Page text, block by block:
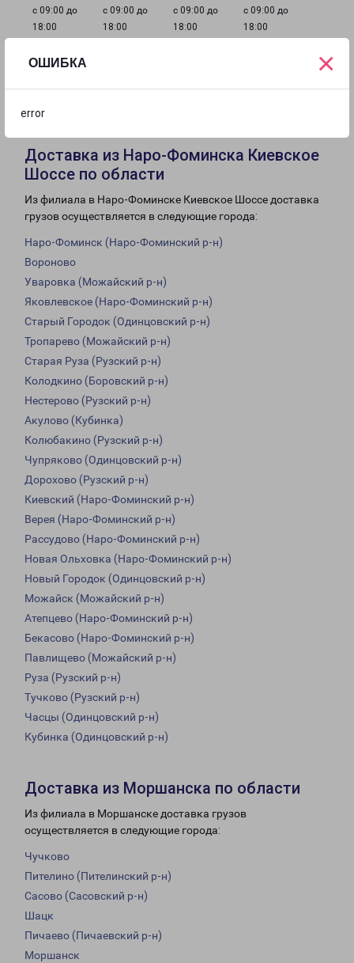
ОШИБКА
error
×
с 09:00 до
18:00
с 09:00 до
18:00
с 09:00 до
18:00
с 09:00 до
18:00
Доставка из Наро-Фоминска Киевское
Шоссе по области
Из филиала в Наро-Фоминске Киевское Шоссе доставка
грузов осуществляется в следующие города:
Наро-Фоминск (Наро-Фоминский р-н)
Вороново
Уваровка (Можайский р-н)
Яковлевское (Наро-Фоминский р-н)
Старый Городок (Одинцовский р-н)
Тропарево (Можайский р-н)
Старая Руза (Рузский р-н)
Колодкино (Боровский р-н)
Нестерово (Рузский р-н)
Акулово (Кубинка)
Колюбакино (Рузский р-н)
Чупряково (Одинцовский р-н)
Дорохово (Рузский р-н)
Киевский (Наро-Фоминский р-н)
Верея (Наро-Фоминский р-н)
Рассудово (Наро-Фоминский р-н)
Новая Ольховка (Наро-Фоминский р-н)
Новый Городок (Одинцовский р-н)
Можайск (Можайский р-н)
Атепцево (Наро-Фоминский р-н)
Бекасово (Наро-Фоминский р-н)
Павлищево (Можайский р-н)
Руза (Рузский р-н)
Тучково (Рузский р-н)
Часцы (Одинцовский р-н)
Кубинка (Одинцовский р-н)
Доставка из Моршанска по области
Из филиала в Моршанске доставка грузов
осуществляется в следующие города:
Чучково
Пителино (Пителинский р-н)
Сасово (Сасовский р-н)
Шацк
Пичаево (Пичаевский р-н)
Моршанск